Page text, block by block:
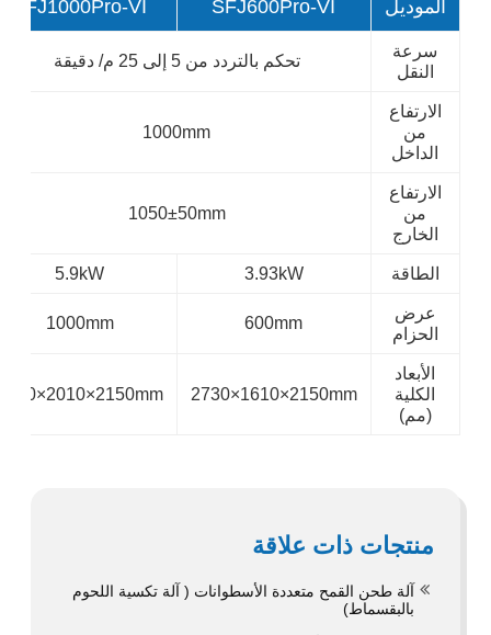
الموديل SFJ600Pro-VI
SFJ1000Pro-VI
سرعة
النقل
تحكم بالتردد من 5 إلى 25 م/ دقيقة
الارتفاع
من
الداخل
1000mm
الارتفاع
من
الخارج
1050±50mm
الطاقة 3.93kW
5.9kW
عرض
الحزام
600mm
1000mm
الأبعاد
الكلية
(مم)
2730×1610×2150mm
منتجات ذات علاقة
آلة طحن القمح متعددة الأسطوانات ( آلة تكسية اللحوم
بالبقسماط)